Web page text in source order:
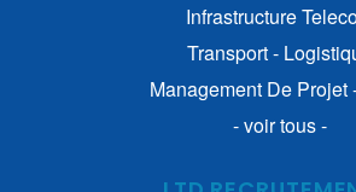
Infrastructure
Transport -
Management De Projet
- voir tous -